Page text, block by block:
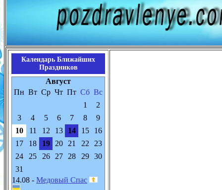
Календарь Ближайших
Праздников
Август
Пн Вт Ср Чт Пт Сб Вс
1
2
3
4 5 6 7 8
9
10
11 12 13 14 15
16
17
18 19 20 21 22
23
24
25 26 27 28 29
30
31
14.08 - Медовый Спас